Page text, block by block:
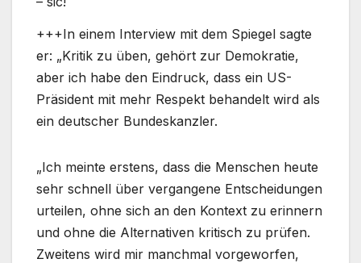
+++In einem Interview mit dem Spiegel sagte
er: „Kritik zu üben, gehört zur Demokratie,
aber ich habe den Eindruck, dass ein US-
Präsident mit mehr Respekt behandelt wird als
ein deutscher Bundeskanzler.
„Ich meinte erstens, dass die Menschen heute
sehr schnell über vergangene Entscheidungen
urteilen, ohne sich an den Kontext zu erinnern
und ohne die Alternativen kritisch zu prüfen.
Zweitens wird mir manchmal vorgeworfen,